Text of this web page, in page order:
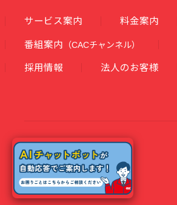
サービス案内 料金案内
番組案内 （CACチャンネル）
採用情報 法人のお客様